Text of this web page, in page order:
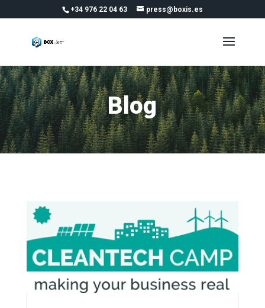
+34 976 22 04 63 press@boxis.es
Blog